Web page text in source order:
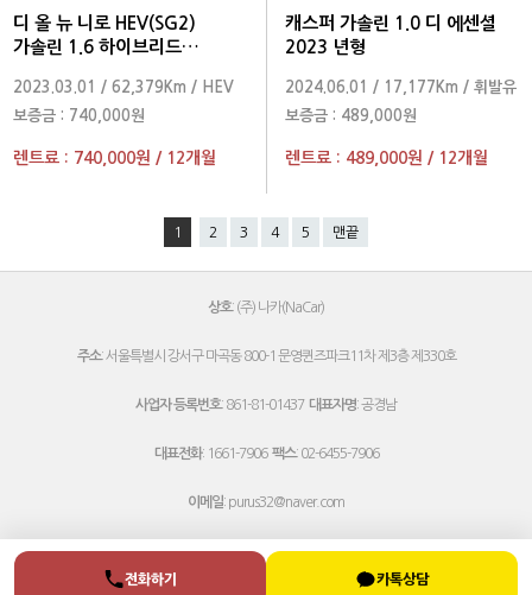
전화하기 카톡상담
디 올 뉴 니로 HEV(SG2)
가솔린 1.6 하이브리드
2023.03.01 / 62,379Km / HEV
보증금 : 740,000원
렌트료 : 740,000원 / 12개월
캐스퍼 가솔린 1.0 디 에센셜
2023 년형
2024.06.01 / 17,177Km / 휘발유
보증금 : 489,000원
렌트료 : 489,000원 / 12개월
1 2 3 4 5 맨끝
상호: (주) 나카(NaCar)
주소: 서울특별시 강서구 마곡동 800-1 문영퀸즈파크11차 제3층 제330호
사업자 등록번호: 861-81-01437대표자명: 공경남
대표전화: 1661-7906팩스: 02-6455-7906
이메일: purus32@naver.com